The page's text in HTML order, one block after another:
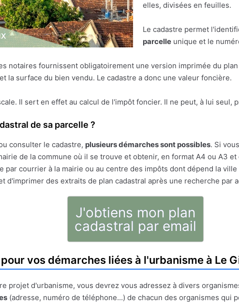
elles, divisées en feuilles.
Le cadastre permet
parcelle unique et le
notaires fournissent obligatoirement une version imprimée du
la surface du bien vendu. Le cadastre a donc une valeur foncière.
Il sert en effet au calcul de l'impôt foncier. Il ne peut, à lui seul,
de sa parcelle ?
consulter le cadastre, plusieurs démarches sont possibles. Si
de la commune où il se trouve et obtenir, en format A4 ou A3
par courrier à la mairie ou au centre des impôts dont dépend la
d'imprimer des extraits de plan cadastral après une recherche par
J'obtiens mon plan
cadastral par email
vos démarches liées à l'urbanisme à Le
projet d'urbanisme, vous devrez vous adressez à divers
(adresse, numéro de téléphone...) de chacun des organismes